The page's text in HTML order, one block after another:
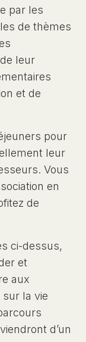
par les
de thèmes
leur
et de
pour
leur
Vous
en
de
ci-dessus,
et
aux
sur la vie
d’un